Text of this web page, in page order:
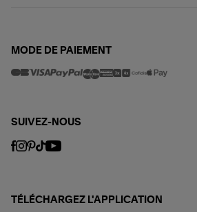
MODE DE PAIEMENT
SUIVEZ-NOUS
TÉLÉCHARGEZ L'APPLICATION